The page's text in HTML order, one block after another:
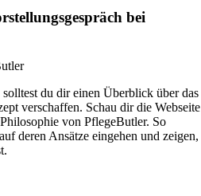
bei
du dir einen Überblick über das
verschaffen. Schau dir die Webseite
von PflegeButler. So
deren Ansätze eingehen und zeigen,